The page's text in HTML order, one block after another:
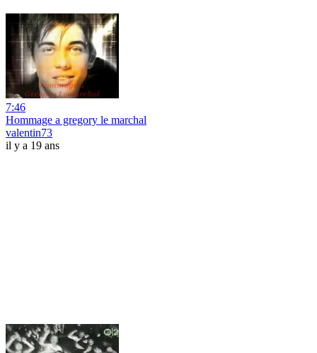
7:46
Hommage a gregory le marchal
valentin73
il y a 19 ans